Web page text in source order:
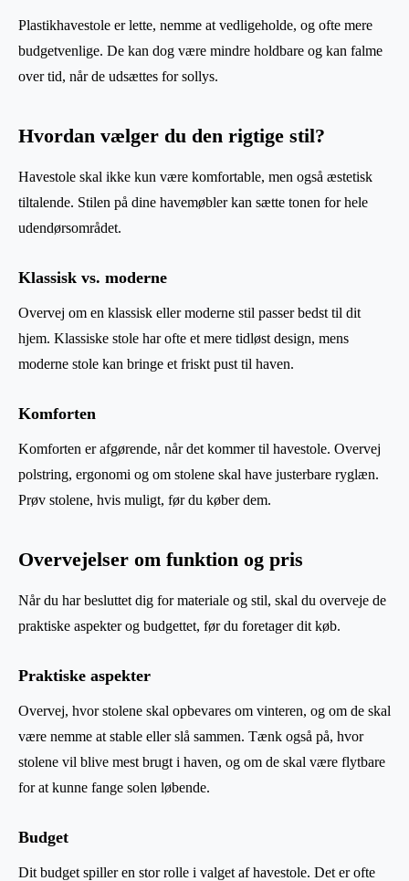
Plastikhavestole er lette, nemme at vedligeholde, og ofte mere
budgetvenlige. De kan dog være mindre holdbare og kan falme
over tid, når de udsættes for sollys.
Hvordan vælger du den rigtige stil?
Havestole skal ikke kun være komfortable, men også æstetisk
tiltalende. Stilen på dine havemøbler kan sætte tonen for hele
udendørsområdet.
Klassisk vs. moderne
Overvej om en klassisk eller moderne stil passer bedst til dit
hjem. Klassiske stole har ofte et mere tidløst design, mens
moderne stole kan bringe et friskt pust til haven.
Komforten
Komforten er afgørende, når det kommer til havestole. Overvej
polstring, ergonomi og om stolene skal have justerbare ryglæn.
Prøv stolene, hvis muligt, før du køber dem.
Overvejelser om funktion og pris
Når du har besluttet dig for materiale og stil, skal du overveje de
praktiske aspekter og budgettet, før du foretager dit køb.
Praktiske aspekter
Overvej, hvor stolene skal opbevares om vinteren, og om de skal
være nemme at stable eller slå sammen. Tænk også på, hvor
stolene vil blive mest brugt i haven, og om de skal være flytbare
for at kunne fange solen løbende.
Budget
Dit budget spiller en stor rolle i valget af havestole. Det er ofte